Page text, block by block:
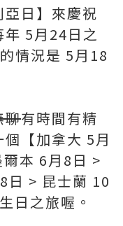
日】來慶祝
5月24日之
情況是 5月18
聊有時間有精
【加拿大 5月
本 6月8日 >
日 > 昆士蘭 10
日之旅喔。